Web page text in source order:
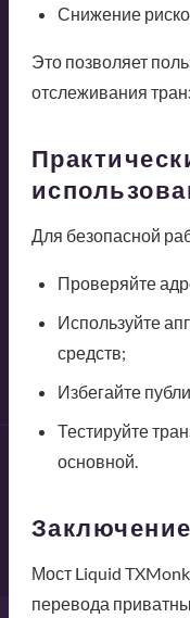
Снижение
Это позволяет
отслеживания
Для безопасной
Проверяйте
Используйте
средств;
Избегайте
Тестируйте
основной.
Заключение
Мост Liquid
перевода